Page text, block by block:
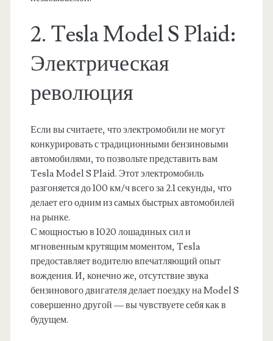
2. Tesla Model S Plaid:
Электрическая
революция
Если вы считаете, что электромобили не могут
конкурировать с традиционными бензиновыми
автомобилями, то позвольте представить вам
Tesla Model S Plaid. Этот электромобиль
разгоняется до 100 км/ч всего за 2.1 секунды, что
делает его одним из самых быстрых автомобилей
на рынке.
С мощностью в 1020 лошадиных сил и
мгновенным крутящим моментом, Tesla
предоставляет водителю впечатляющий опыт
вождения. И, конечно же, отсутствие звука
бензинового двигателя делает поездку на Model S
совершенно другой — вы чувствуете себя как в
будущем.